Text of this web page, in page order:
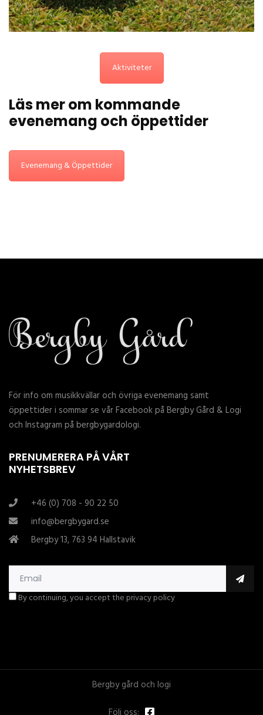
Aktiviteter
Läs mer om kommande
evenemang och öppettider
Evenemang & Öppettider
För info om musikkvällar och övriga evenemang samt
öppettider i sommar se vår Facebook på Bergby Gård & Logi
och Instagram på bergbygardologi.
PRENUMERERA PÅ VÅRT
NYHETSBREV
+46 (0) 708 - 90 22 50
info@bergbygard.se
Bergby 13, 763 94 Hallstavik
By continuing, you accept the privacy policy
Bergby gård och logi